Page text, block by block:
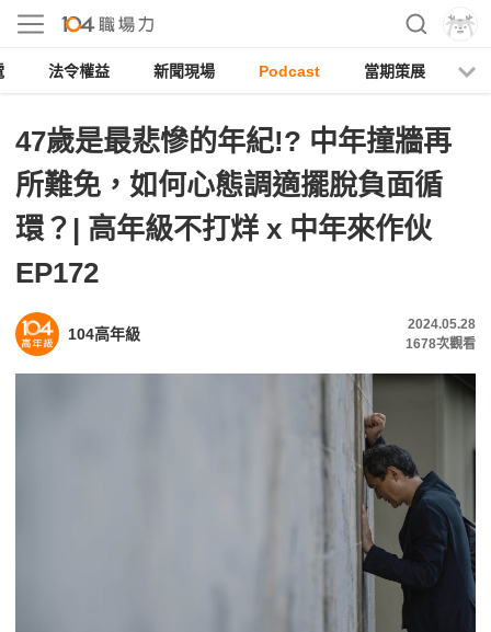
法令權益 新聞現場 Podcast 當期策展
47歲是最悲慘的年紀!? 中年撞牆再
所難免，如何心態調適擺脫負面循
環？| 高年級不打烊 x 中年來作伙
EP172
104高年級
2024.05.28
1678次觀看